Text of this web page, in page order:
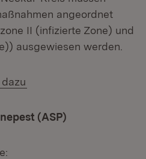
angeordnet
II (infizierte Zone) und
ausgewiesen werden.
(ASP)